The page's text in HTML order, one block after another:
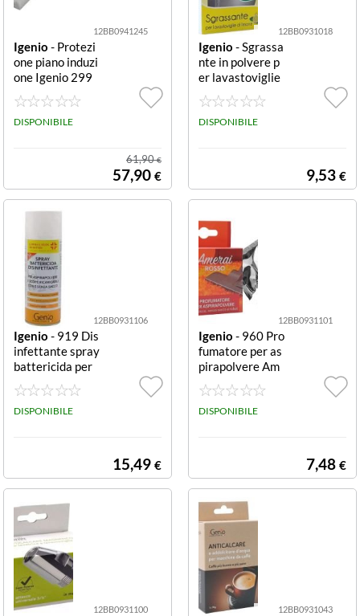
12BB0941245
Igenio - Protezi
one piano induzi
one Igenio 299
Vetrosecurit Cle
ar Vetrosecurit
DISPONIBILE
61,90€
57,90 €
12BB0931018
Igenio - Sgrassa
nte in polvere p
er lavastoviglie
98 confezione 4
buste Detergen
te pulizia lavast
DISPONIBILE
9,53 €
12BB0931106
Igenio - 919 Dis
infettante spray
battericida per
aspirapolvere 4
00 ml Battericid
a per aspirapolv
DISPONIBILE
15,49 €
12BB0931101
Igenio - 960 Pro
fumatore per as
pirapolvere Am
erai Amerai ross
o
DISPONIBILE
7,48 €
12BB0931100 12BB0931043